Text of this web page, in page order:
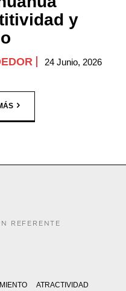
y
24 Junio, 2026
REFERENTE
ATRACTIVIDAD